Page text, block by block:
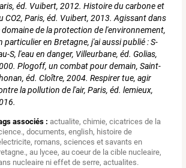
éd. Vuibert, 2012. Histoire du carbone et
CO2, Paris, éd. Vuibert, 2013. Agissant dans
domaine de la protection de l'environnement,
particulier en Bretagne, j'ai aussi publié : S-
S, l'eau en danger, Villeurbane, éd. Golias,
Plogoff, un combat pour demain, Saint-
éd. Cloître, 2004. Respirer tue, agir
la pollution de l'air, Paris, éd. lemieux,
associés : actualite,chimie,cicatrices de la
,documents,english, histoire de
, romans,sciences et savants en
,au lycee,au coeur de la cible nucleaire,
nucleaire ni effet de serre,actualites.